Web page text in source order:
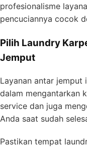
profesionalisme
pencuciannya cocok
Pilih Laundry
Jemput
Layanan antar jemput
dalam mengantarkan
service dan juga
Anda saat sudah
Pastikan tempat